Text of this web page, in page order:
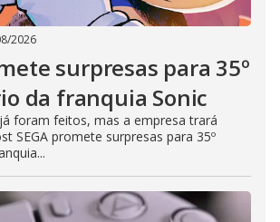
2026
surpresas para 35º
da franquia Sonic
foram feitos, mas a empresa trará
SEGA promete surpresas para 35º